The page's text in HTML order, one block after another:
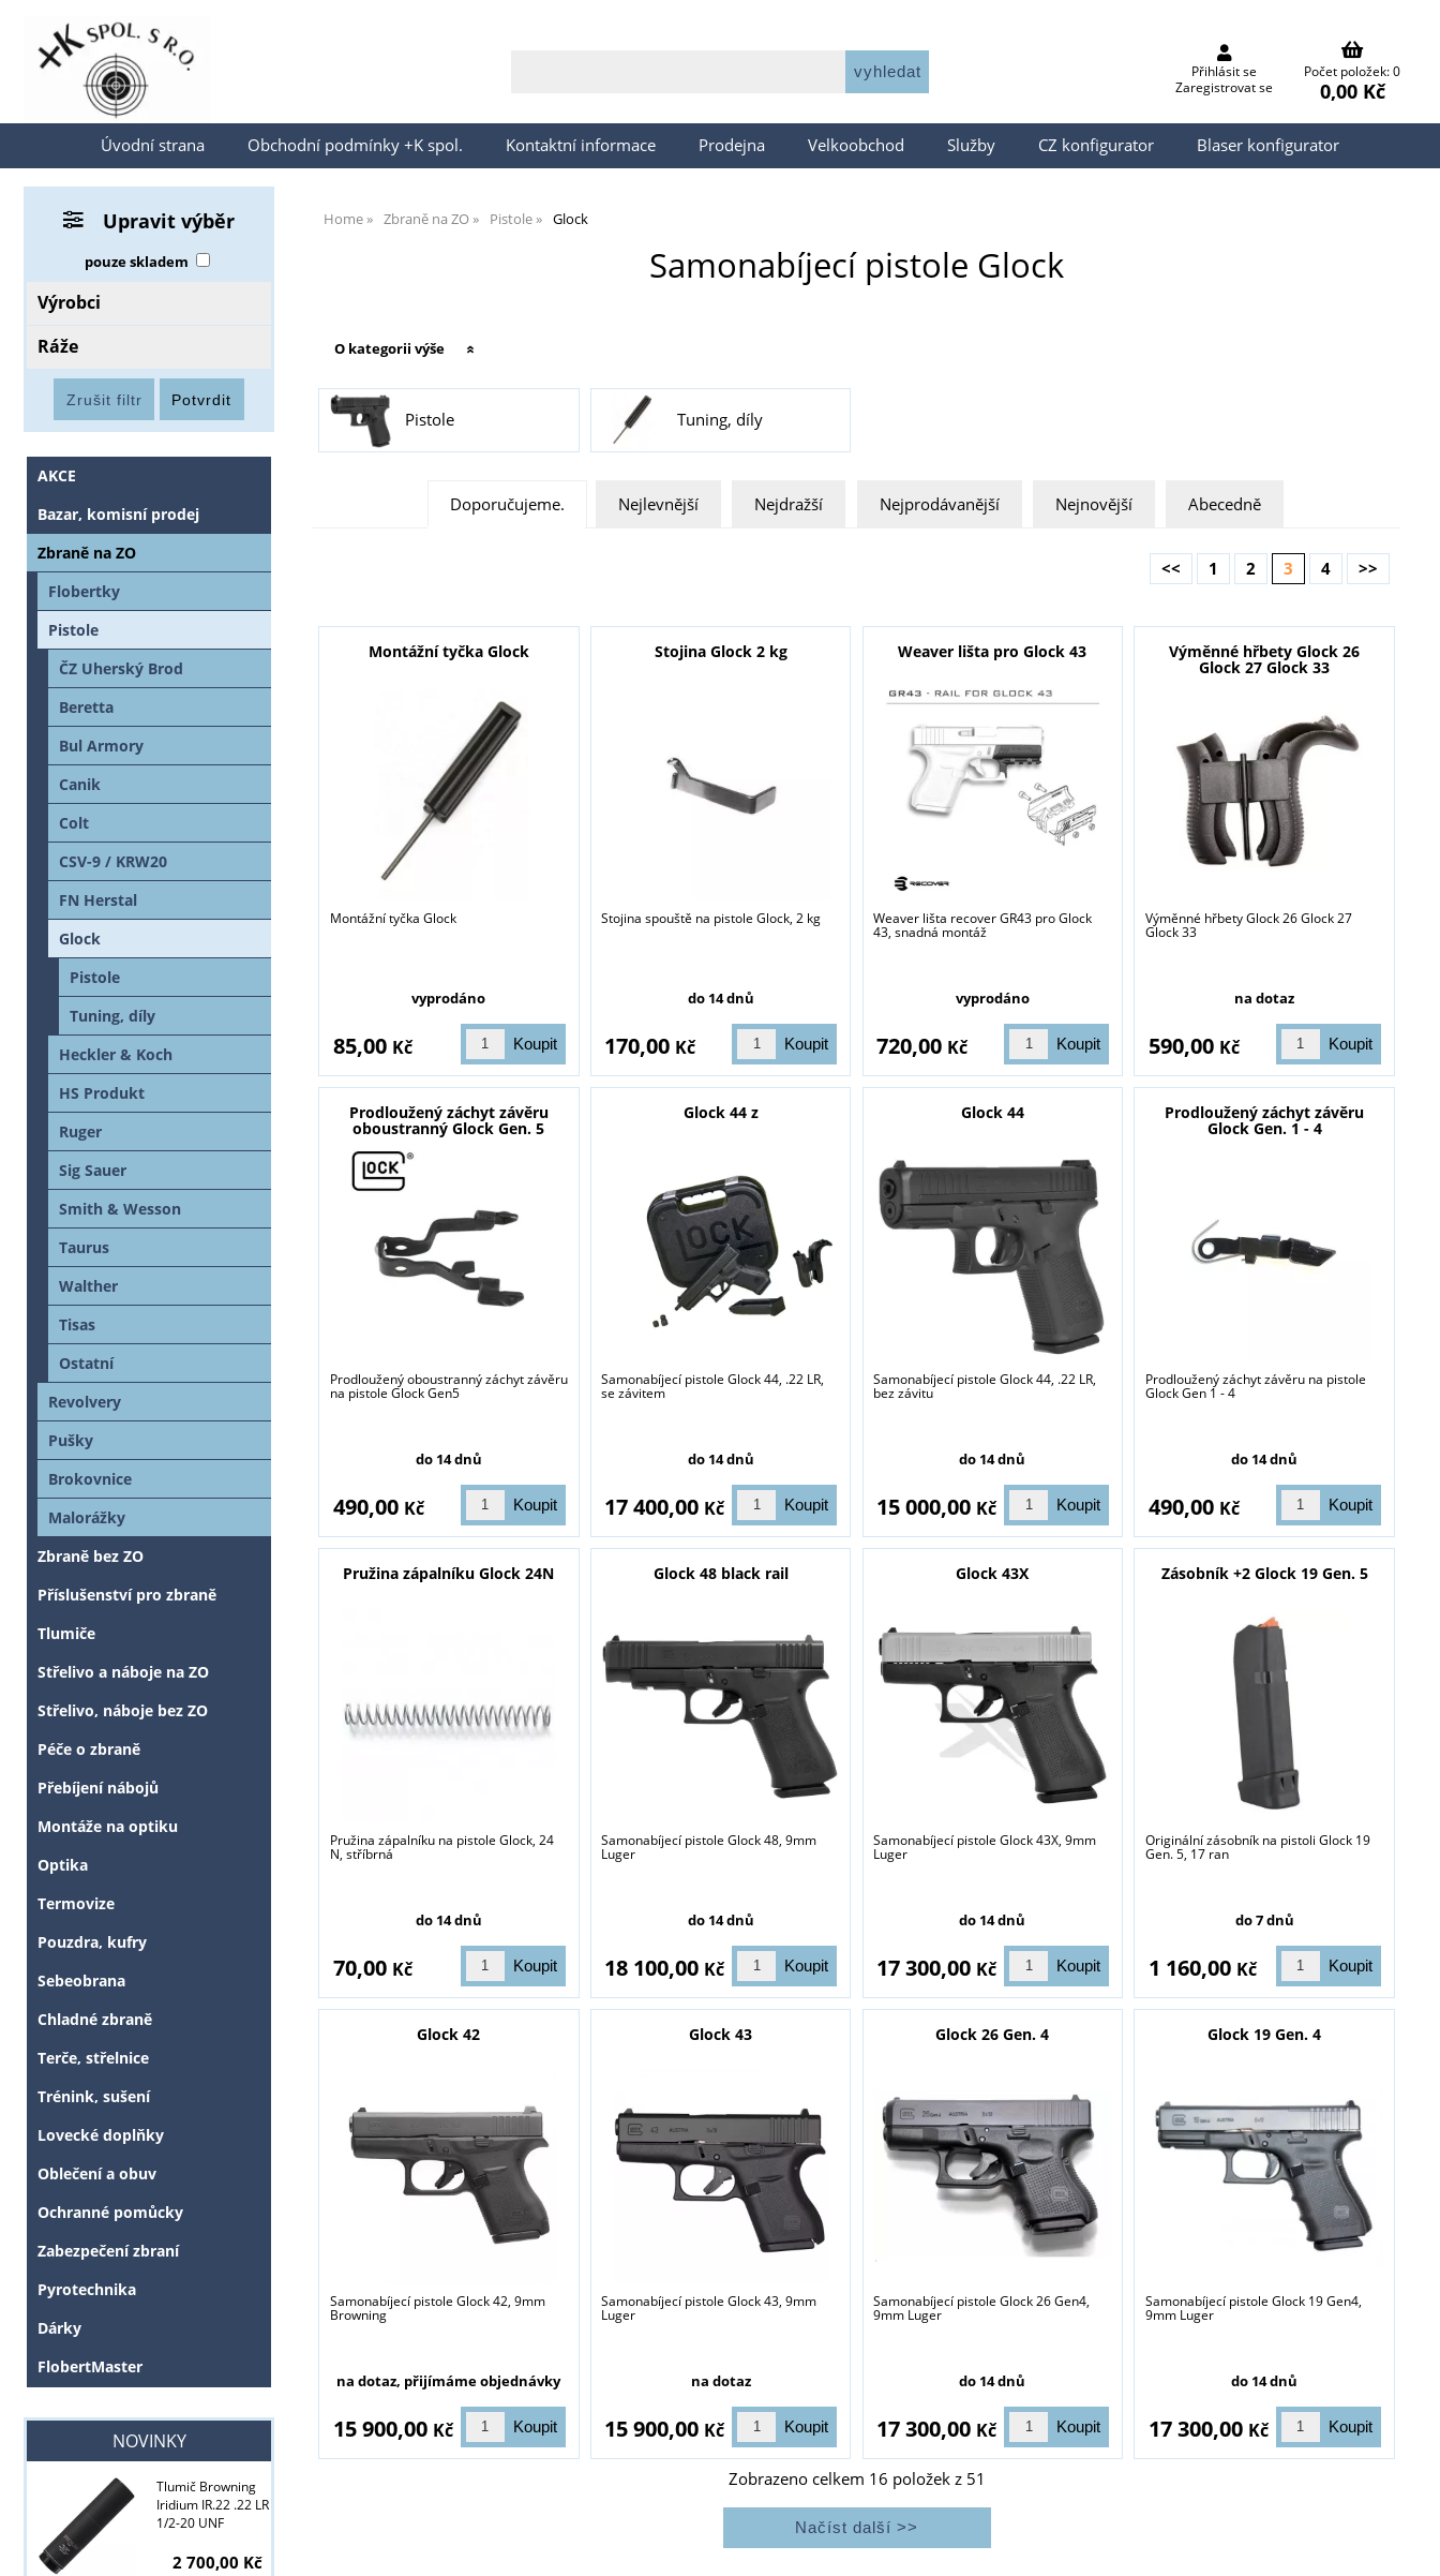
Přihlásit se
Přihlásit se
Zaregistrovat se
Počet položek: 0
0,00 Kč
Úvodní strana Obchodní podmínky +K spol. Kontaktní informace Prodejna Velkoobchod Služby CZ konfigurator Blaser konfigurator
Home Zbraně na ZO Pistole Glock
Samonabíjecí pistole Glock
O kategorii výše
Pistole Tuning, díly
Doporučujeme. Nejlevnější Nejdražší Nejprodávanější Nejnovější Abecedně
<< 1 2 3 4 >>
Montážní tyčka Glock
Montážní tyčka Glock
vyprodáno
85,00 Kč
Stojina Glock 2 kg
Stojina spouště na pistole Glock, 2 kg
do 14 dnů
170,00 Kč
Weaver lišta pro Glock 43
Weaver lišta recover GR43 pro Glock
43, snadná montáž
vyprodáno
720,00 Kč
Výměnné hřbety Glock 26
Glock 27 Glock 33
Výměnné hřbety Glock 26 Glock 27
Glock 33
na dotaz
590,00 Kč
Prodloužený záchyt závěru
oboustranný Glock Gen. 5
Prodloužený oboustranný záchyt závěru
na pistole Glock Gen5
do 14 dnů
490,00 Kč
Glock 44 z
Samonabíjecí pistole Glock 44, .22 LR,
se závitem
do 14 dnů
17 400,00 Kč
Glock 44
Samonabíjecí pistole Glock 44, .22 LR,
bez závitu
do 14 dnů
15 000,00 Kč
Prodloužený záchyt závěru
Glock Gen. 1 - 4
Prodloužený záchyt závěru na pistole
Glock Gen 1 - 4
do 14 dnů
490,00 Kč
Pružina zápalníku Glock 24N
Pružina zápalníku na pistole Glock, 24
N, stříbrná
do 14 dnů
70,00 Kč
Glock 48 black rail
Samonabíjecí pistole Glock 48, 9mm
Luger
do 14 dnů
18 100,00 Kč
Glock 43X
Samonabíjecí pistole Glock 43X, 9mm
Luger
do 14 dnů
17 300,00 Kč
Zásobník +2 Glock 19 Gen. 5
Originální zásobník na pistoli Glock 19
Gen. 5, 17 ran
do 7 dnů
1 160,00 Kč
Glock 42
Samonabíjecí pistole Glock 42, 9mm
Browning
na dotaz, přijímáme objednávky
15 900,00 Kč
Glock 43
Samonabíjecí pistole Glock 43, 9mm
Luger
na dotaz
15 900,00 Kč
Glock 26 Gen. 4
Samonabíjecí pistole Glock 26 Gen4,
9mm Luger
do 14 dnů
17 300,00 Kč
Glock 19 Gen. 4
Samonabíjecí pistole Glock 19 Gen4,
9mm Luger
do 14 dnů
17 300,00 Kč
Zobrazeno celkem 16 položek z 51
Upravit výběr
pouze skladem
Výrobci
Ráže
AKCE
Bazar, komisní prodej
Zbraně na ZO
Flobertky
Pistole
ČZ Uherský Brod
Beretta
Bul Armory
Canik
Colt
CSV-9 / KRW20
FN Herstal
Glock
Pistole
Tuning, díly
Heckler & Koch
HS Produkt
Ruger
Sig Sauer
Smith & Wesson
Taurus
Walther
Tisas
Ostatní
Revolvery
Pušky
Brokovnice
Malorážky
Zbraně bez ZO
Příslušenství pro zbraně
Tlumiče
Střelivo a náboje na ZO
Střelivo, náboje bez ZO
Péče o zbraně
Přebíjení nábojů
Montáže na optiku
Optika
Termovize
Pouzdra, kufry
Sebeobrana
Chladné zbraně
Terče, střelnice
Trénink, sušení
Lovecké doplňky
Oblečení a obuv
Ochranné pomůcky
Zabezpečení zbraní
Pyrotechnika
Dárky
FlobertMaster
NOVINKY
Tlumič Browning
Iridium IR.22 .22 LR
1/2-20 UNF
2 700,00 Kč
Tyto stránky jsou určeny pouze odborné veřejnosti od 18 let a podnikatelům v oblasti zbraně a
ANO NE